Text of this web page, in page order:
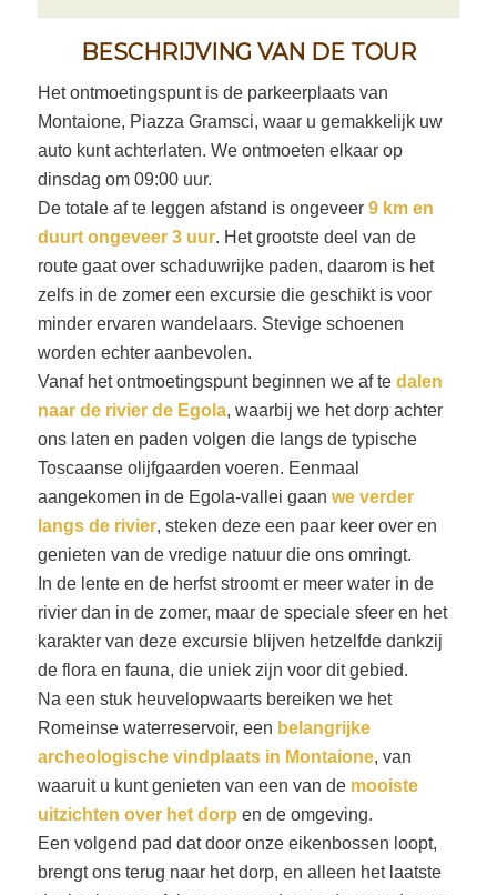
BESCHRIJVING VAN DE TOUR
Het ontmoetingspunt is de parkeerplaats van
Montaione, Piazza Gramsci, waar u gemakkelijk uw
auto kunt achterlaten. We ontmoeten elkaar op
dinsdag om 09:00 uur.
De totale af te leggen afstand is ongeveer 9 km en
duurt ongeveer 3 uur. Het grootste deel van de
route gaat over schaduwrijke paden, daarom is het
zelfs in de zomer een excursie die geschikt is voor
minder ervaren wandelaars. Stevige schoenen
worden echter aanbevolen.
Vanaf het ontmoetingspunt beginnen we af te dalen
naar de rivier de Egola, waarbij we het dorp achter
ons laten en paden volgen die langs de typische
Toscaanse olijfgaarden voeren. Eenmaal
aangekomen in de Egola-vallei gaan we verder
langs de rivier, steken deze een paar keer over en
genieten van de vredige natuur die ons omringt.
In de lente en de herfst stroomt er meer water in de
rivier dan in de zomer, maar de speciale sfeer en het
karakter van deze excursie blijven hetzelfde dankzij
de flora en fauna, die uniek zijn voor dit gebied.
Na een stuk heuvelopwaarts bereiken we het
Romeinse waterreservoir, een belangrijke
archeologische vindplaats in Montaione, van
waaruit u kunt genieten van een van de mooiste
uitzichten over het dorp en de omgeving.
Een volgend pad dat door onze eikenbossen loopt,
brengt ons terug naar het dorp, en alleen het laatste